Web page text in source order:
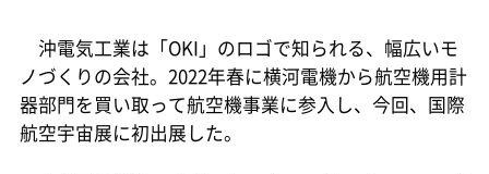
沖電気工業は「OKI」のロゴで知られる、幅広いモ
ノづくりの会社。2022年春に横河電機から航空機用計
器部門を買い取って航空機事業に参入し、今回、国際
航空宇宙展に初出展した。